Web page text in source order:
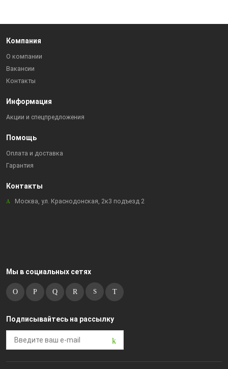
Компания
О компании
Вакансии
Контакты
Информация
Акции и спецпредложения
Помощь
Оплата и доставка
Гарантия
Контакты
Москва, ул. Краснодонская, 2к3 подъезд 2
Мы в социальных сетях
Подписывайтесь на рассылку